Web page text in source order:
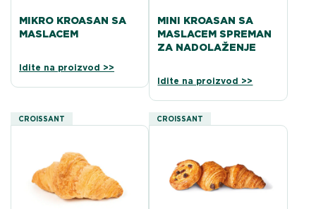
MIKRO KROASAN SA
MASLACEM
Idite na proizvod >>
MINI KROASAN SA
MASLACEM SPREMAN
ZA NADOLAŽENJE
Idite na proizvod >>
CROISSANT CROISSANT